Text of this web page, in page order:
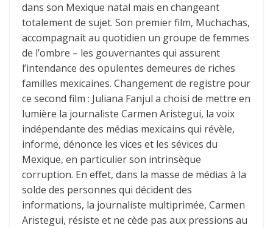
dans son Mexique natal mais en changeant
totalement de sujet. Son premier film, Muchachas,
accompagnait au quotidien un groupe de femmes
de l’ombre – les gouvernantes qui assurent
l’intendance des opulentes demeures de riches
familles mexicaines. Changement de registre pour
ce second film : Juliana Fanjul a choisi de mettre en
lumière la journaliste Carmen Aristegui, la voix
indépendante des médias mexicains qui révèle,
informe, dénonce les vices et les sévices du
Mexique, en particulier son intrinsèque
corruption. En effet, dans la masse de médias à la
solde des personnes qui décident des
informations, la journaliste multiprimée, Carmen
Aristegui, résiste et ne cède pas aux pressions au